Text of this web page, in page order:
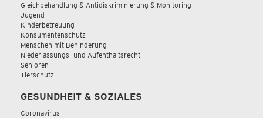
Gleichbehandlung & Antidiskriminierung & Monitoring
Jugend
Kinderbetreuung
Konsumentenschutz
Menschen mit Behinderung
Niederlassungs- und Aufenthaltsrecht
Senioren
Tierschutz
GESUNDHEIT & SOZIALES
Coronavirus